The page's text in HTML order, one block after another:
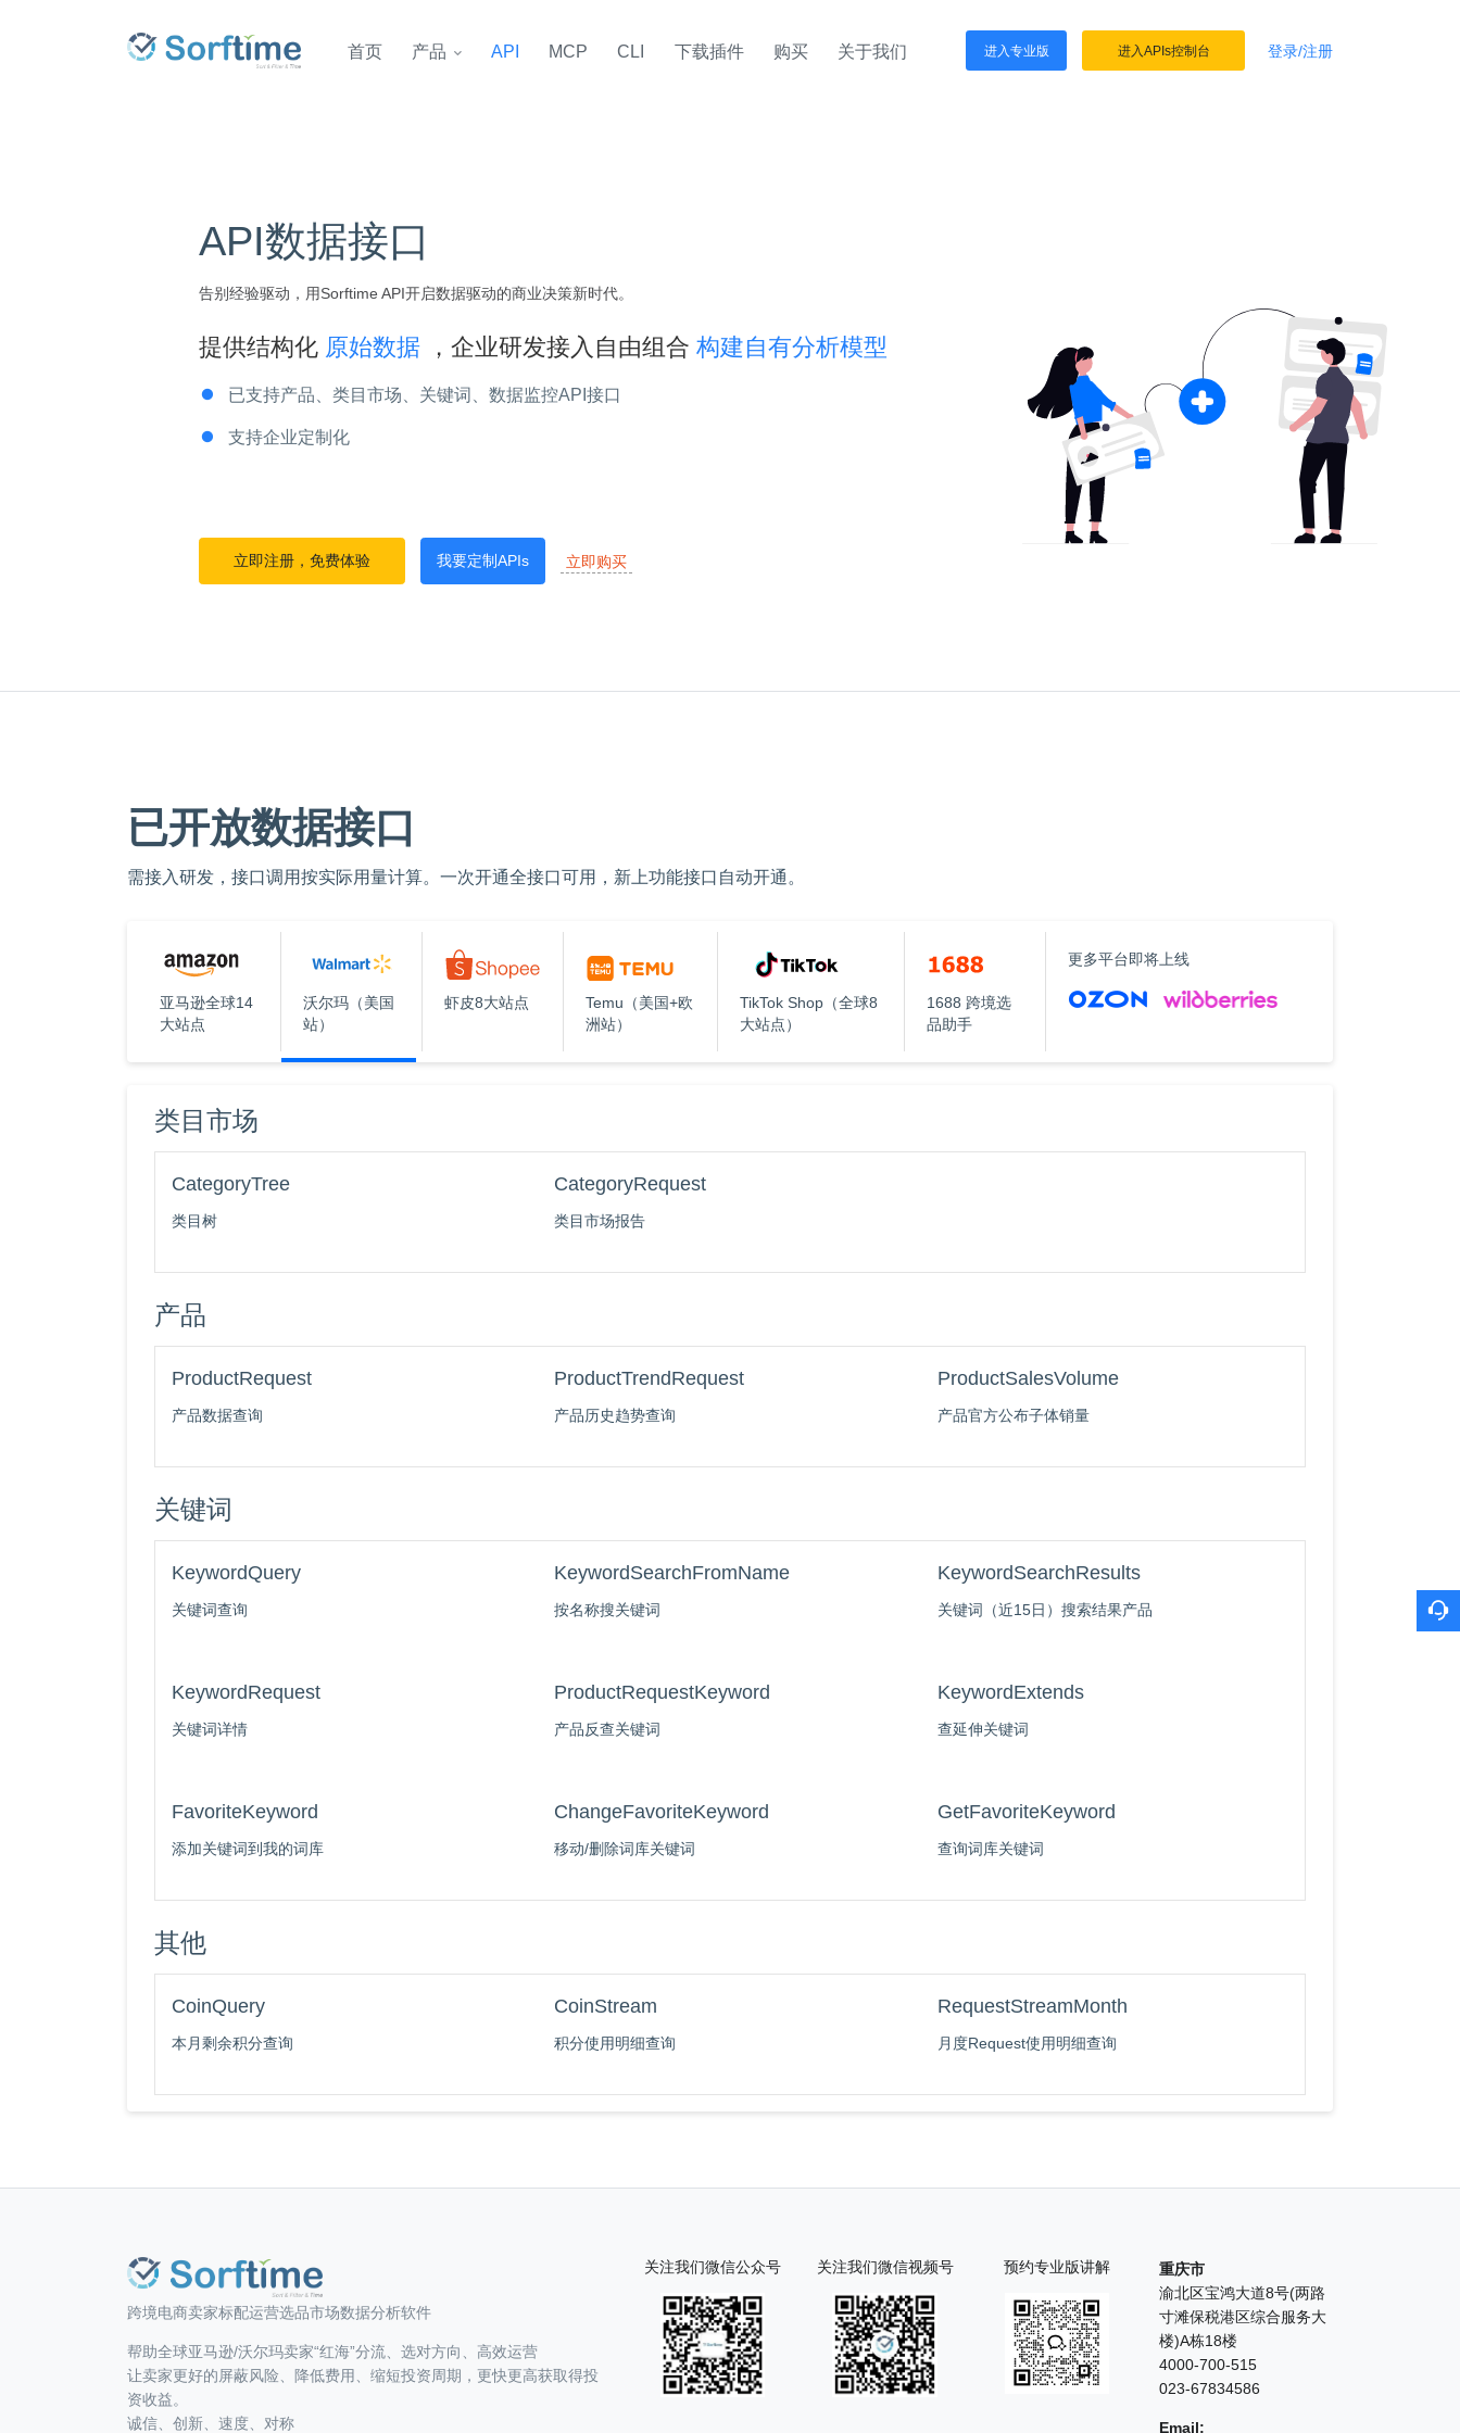
首页 产品 API MCP CLI 下载插件 购买 关于我们 进入专业版 进入APIs控制台 登录/注册
API数据接口
告别经验驱动，用Sorftime API开启数据驱动的商业决策新时代。
提供结构化 原始数据 ，企业研发接入自由组合 构建自有分析模型
已支持产品、类目市场、关键词、数据监控API接口
支持企业定制化
立即注册，免费体验 我要定制APIs 立即购买
已开放数据接口
需接入研发，接口调用按实际用量计算。一次开通全接口可用，新上功能接口自动开通。
亚马逊全球14
大站点
沃尔玛（美国
站）
虾皮8大站点
Temu（美国+欧
洲站）
TikTok Shop（全球8
大站点）
1688 跨境选
品助手
更多平台即将上线
类目市场
CategoryTree
类目树
CategoryRequest
类目市场报告
产品
ProductRequest
产品数据查询
ProductTrendRequest
产品历史趋势查询
ProductSalesVolume
产品官方公布子体销量
关键词
KeywordQuery
关键词查询
KeywordSearchFromName
按名称搜关键词
KeywordSearchResults
关键词（近15日）搜索结果产品
KeywordRequest
关键词详情
ProductRequestKeyword
产品反查关键词
KeywordExtends
查延伸关键词
FavoriteKeyword
添加关键词到我的词库
ChangeFavoriteKeyword
移动/删除词库关键词
GetFavoriteKeyword
查询词库关键词
其他
CoinQuery
本月剩余积分查询
CoinStream
积分使用明细查询
RequestStreamMonth
月度Request使用明细查询
跨境电商卖家标配运营选品市场数据分析软件
帮助全球亚马逊/沃尔玛卖家“红海”分流、选对方向、高效运营
让卖家更好的屏蔽风险、降低费用、缩短投资周期，更快更高获取得投
资收益。
诚信、创新、速度、对称
关注我们微信公众号 关注我们微信视频号 预约专业版讲解
重庆市
渝北区宝鸿大道8号(两路
寸滩保税港区综合服务大
楼)A栋18楼
4000-700-515
023-67834586
Email: